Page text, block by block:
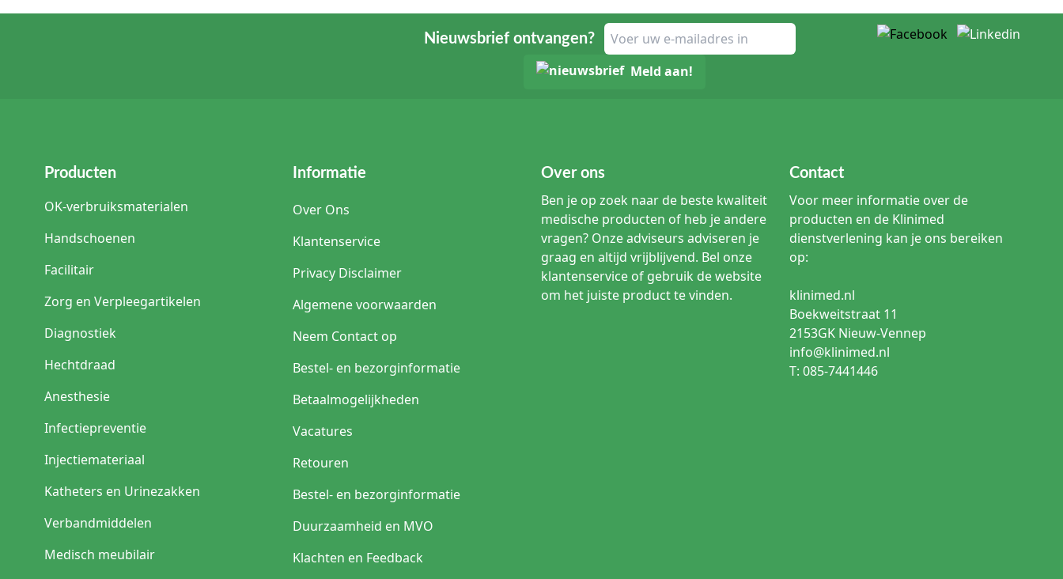
Nieuwsbrief ontvangen?
Meld aan!
Producten
OK-verbruiksmaterialen
Handschoenen
Facilitair
Zorg en Verpleegartikelen
Diagnostiek
Hechtdraad
Anesthesie
Infectiepreventie
Injectiemateriaal
Katheters en Urinezakken
Verbandmiddelen
Medisch meubilair
Informatie
Over Ons
Klantenservice
Privacy Disclaimer
Algemene voorwaarden
Neem Contact op
Bestel- en bezorginformatie
Betaalmogelijkheden
Vacatures
Retouren
Bestel- en bezorginformatie
Duurzaamheid en MVO
Klachten en Feedback
Over ons
Ben je op zoek naar de beste kwaliteit
medische producten of heb je andere
vragen? Onze adviseurs adviseren je
graag en altijd vrijblijvend. Bel onze
klantenservice of gebruik de website
om het juiste product te vinden.
Contact
Voor meer informatie over de
producten en de Klinimed
dienstverlening kan je ons bereiken
op:
klinimed.nl
Boekweitstraat 11
2153GK Nieuw-Vennep
info@klinimed.nl
T: 085-7441446